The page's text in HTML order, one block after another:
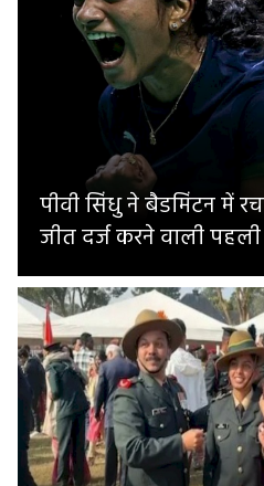
पीवी सिंधु ने बैडमिंटन में
जीत दर्ज करने वाली